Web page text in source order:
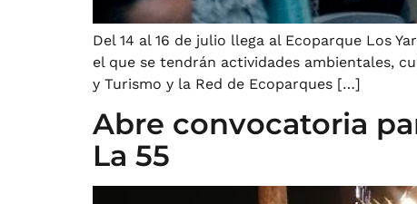
Del 14 al 16 de julio llega al Ecoparque Los
el que se tendrán actividades ambientales,
y Turismo y la Red de Ecoparques […]
Abre convocatoria
La 55